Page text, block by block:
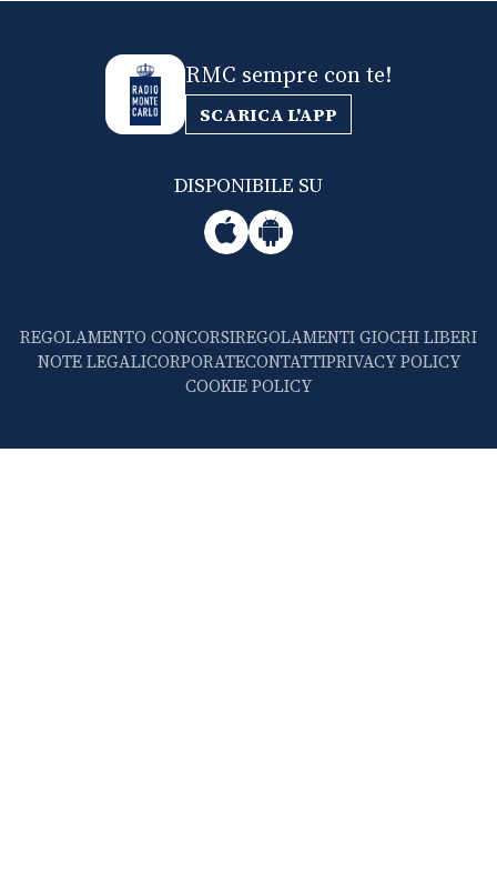
RMC sempre con te!
SCARICA L'APP
DISPONIBILE SU
REGOLAMENTO CONCORSIREGOLAMENTI GIOCHI LIBERI
NOTE LEGALICORPORATECONTATTIPRIVACY POLICY
COOKIE POLICY